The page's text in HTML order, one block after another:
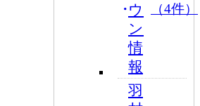
ウ
ン
情
報
（4件）
羽